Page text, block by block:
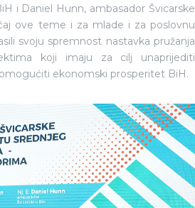
i Daniel Hunn, ambasador Švicarske
ove teme i za mlade i za poslovnu
svoju spremnost nastavka pružanja
koji imaju za cilj unaprijediti
ekonomski prosperitet BiH.